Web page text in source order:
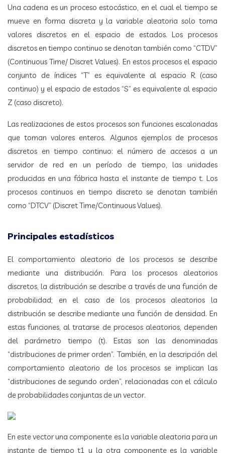
Una cadena es un proceso estocástico, en el cual el tiempo se
mueve en forma discreta y la variable aleatoria solo toma
valores discretos en el espacio de estados. Los procesos
discretos en tiempo continuo se denotan también como “CTDV”
(Continuous Time/ Discret Values). En estos procesos el espacio
conjunto de índices “T” es equivalente al espacio R (caso
continuo) y el espacio de estados “S” es equivalente al espacio
Z (caso discreto).
Las realizaciones de estos procesos son funciones escalonadas
que toman valores enteros. Algunos ejemplos de procesos
discretos en tiempo continuo: el número de accesos a un
servidor de red en un período de tiempo, las unidades
producidas en una fábrica hasta el instante de tiempo t. Los
procesos continuos en tiempo discreto se denotan también
como “DTCV” (Discret Time/Continuous Values).
Principales estadísticos
El comportamiento aleatorio de los procesos se describe
mediante una distribución. Para los procesos aleatorios
discretos, la distribución se describe a través de una función de
probabilidad; en el caso de los procesos aleatorios la
distribución se describe mediante una función de densidad. En
estas funciones, al tratarse de procesos aleatorios, dependen
del parámetro tiempo (t). Estas son las denominadas
“distribuciones de primer orden”. También, en la descripción del
comportamiento aleatorio de los procesos se implican las
“distribuciones de segundo orden”, relacionadas con el cálculo
de probabilidades conjuntas de un vector.
En este vector una componente es la variable aleatoria para un
instante de tiempo t1 y la otra componente es la variable